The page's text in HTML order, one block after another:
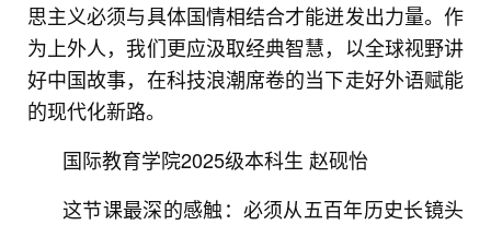
思主义必须与具体国情相结合才能迸发出力量。作
为上外人，我们更应汲取经典智慧，以全球视野讲
好中国故事，在科技浪潮席卷的当下走好外语赋能
的现代化新路。
国际教育学院2025级本科生 赵砚怡
这节课最深的感触：必须从五百年历史长镜头